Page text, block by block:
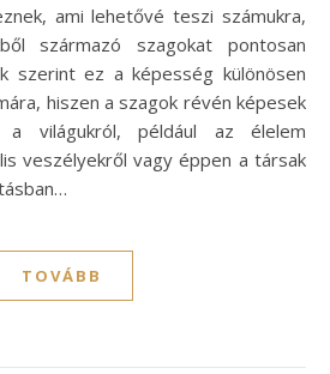
ami lehetővé teszi számukra,
származó szagokat pontosan
szerint ez a képesség különösen
hiszen a szagok révén képesek
a világukról, például az élelem
veszélyekről vagy éppen a társak
TOVÁBB